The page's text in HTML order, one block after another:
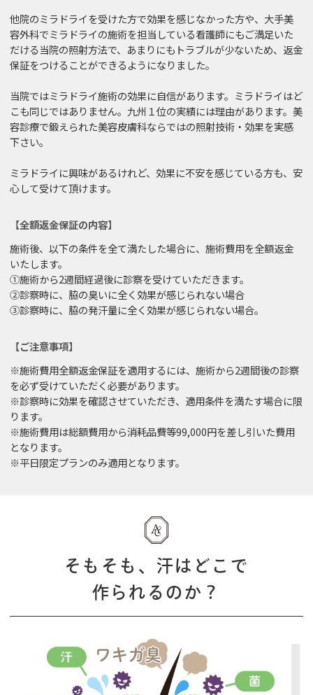
他院のミラドライを受けた方で効果を感じなかった方や、大手美
容外科でミラドライの施術を担当している看護師にもご満足いた
だける当院の照射方法で、あまりにもトラブルが少ないため、返金
保証をつけることができるようになりました。
当院ではミラドライ施術の効果に自信があります。ミラドライはど
こも同じではありません。九州１位の実績には理由があります。美
容診療で鍛えられた美容皮膚科ならではの照射技術・効果を実感
下さい。
ミラドライに興味があるけれど、効果に不安を感じている方も、安
心して受けて頂けます。
【全額返金保証の内容】
施術後、以下の条件を全て満たした場合に、施術費用を全額返金
いたします。
①施術から2週間経過後に診察を受けていただきます。
②診察時に、脇の臭いに全く効果が感じられない場合
③診察時に、脇の発汗量に全く効果が感じられない場合。
【ご注意事項】
※施術費用全額返金保証を適用するには、施術から2週間後の診察
を必ず受けていただく必要があります。
※診察時に効果を確認させていただき、適用条件を満たす場合に限
ります。
※施術費用は総額費用から消耗品費等99,000円を差し引いた費用
となります。
※平日限定プランのみ適用となります。
そもそも、汗はどこで
作られるのか？